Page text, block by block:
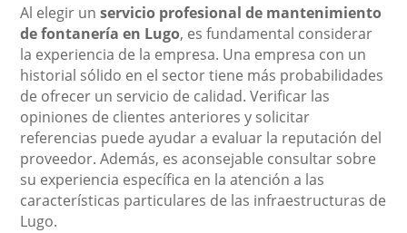
Al elegir unservicio profesional de mantenimiento
de fontanería en Lugo, es fundamental considerar
la experiencia de la empresa. Una empresa con un
historial sólido en el sector tiene más probabilidades
de ofrecer un servicio de calidad. Verificar las
opiniones de clientes anteriores y solicitar
referencias puede ayudar a evaluar la reputación del
proveedor. Además, es aconsejable consultar sobre
su experiencia específica en la atención a las
características particulares de las infraestructuras de
Lugo.